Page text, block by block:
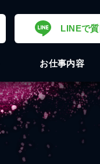
お仕事内容
LINEで質